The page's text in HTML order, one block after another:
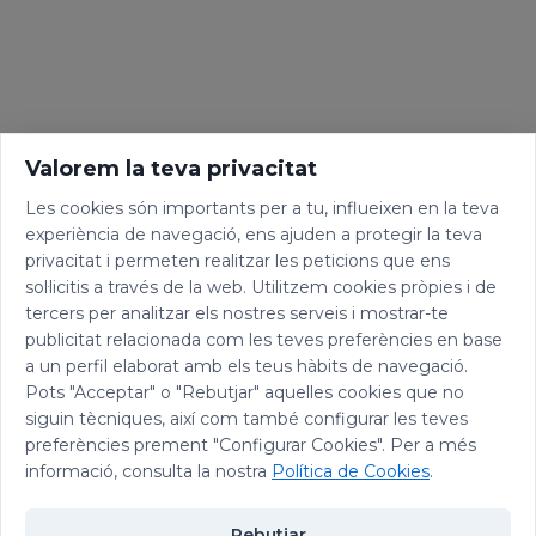
Valorem la teva privacitat
Les cookies són importants per a tu, influeixen en la teva
experiència de navegació, ens ajuden a protegir la teva
privacitat i permeten realitzar les peticions que ens
sol·licitis a través de la web. Utilitzem cookies pròpies i de
tercers per analitzar els nostres serveis i mostrar-te
publicitat relacionada com les teves preferències en base
a un perfil elaborat amb els teus hàbits de navegació.
Pots "Acceptar" o "Rebutjar" aquelles cookies que no
siguin tècniques, així com també configurar les teves
preferències prement "Configurar Cookies". Per a més
informació, consulta la nostra Política de Cookies.